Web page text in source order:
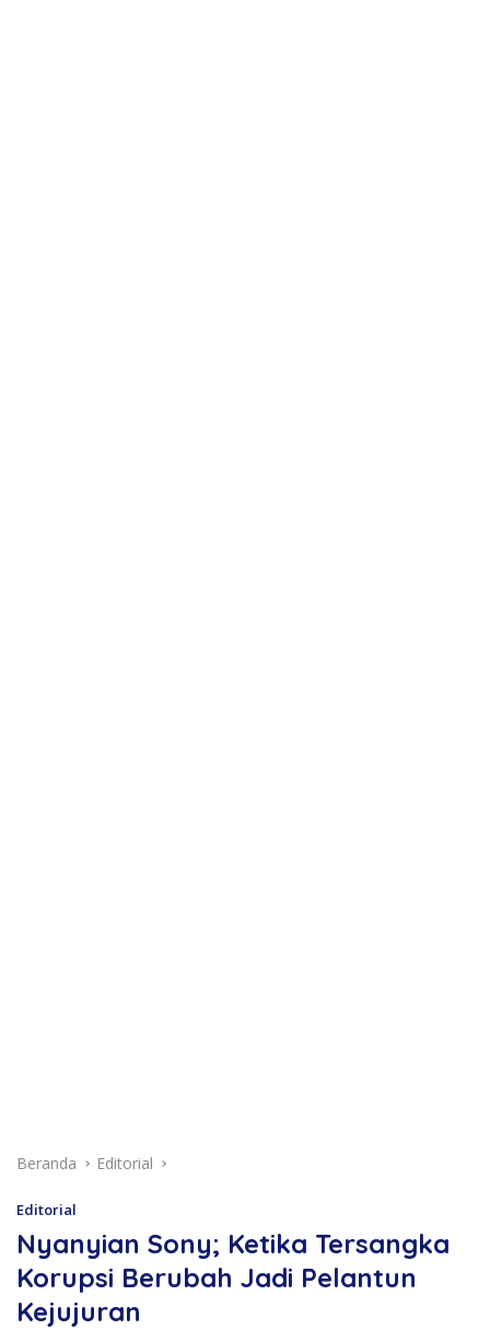
Beranda Editorial
Editorial
Nyanyian Sony; Ketika Tersangka
Korupsi Berubah Jadi Pelantun
Kejujuran